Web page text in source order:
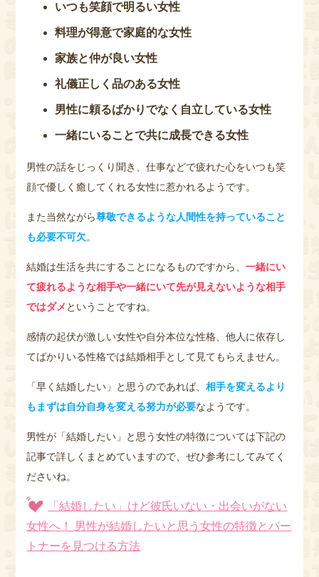
いつも笑顔で明るい女性
料理が得意で家庭的な女性
家族と仲が良い女性
礼儀正しく品のある女性
男性に頼るばかりでなく自立している女性
一緒にいることで共に成長できる女性
男性の話をじっくり聞き、仕事などで疲れた心をいつも笑
顔で優しく癒してくれる女性に惹かれるようです。
また当然ながら尊敬できるような人間性を持っていること
も必要不可欠。
結婚は生活を共にすることになるものですから、一緒にい
て疲れるような相手や一緒にいて先が見えないような相手
ではダメ ということですね。
感情の起伏が激しい女性や自分本位な性格、他人に依存し
てばかりいる性格では結婚相手として見てもらえません。
「早く結婚したい」と思うのであれば、相手を変えるより
もまずは自分自身を変える努力が必要なようです。
男性が「結婚したい」と思う女性の特徴については下記の
記事で詳しくまとめていますので、ぜひ参考にしてみてく
ださいね。
「結婚したい」けど彼氏いない・出会いがない
女性へ！ 男性が結婚したいと思う女性の特徴とパー
トナーを見つける方法